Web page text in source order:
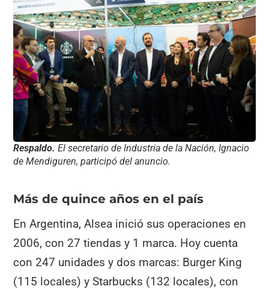
Respaldo. El secretario de Industria de la Nación, Ignacio
de Mendiguren, participó del anuncio.
Más de quince años en el país
En Argentina, Alsea inició sus operaciones en
2006, con 27 tiendas y 1 marca. Hoy cuenta
con 247 unidades y dos marcas: Burger King
(115 locales) y Starbucks (132 locales), con